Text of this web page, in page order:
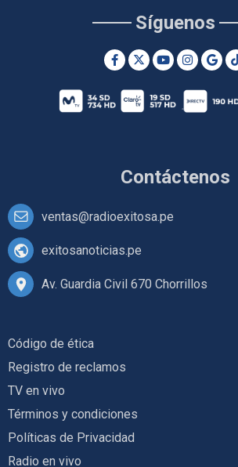
Contáctenos
ventas@radioexitosa.pe
exitosanoticias.pe
Av. Guardia Civil 670 Chorrillos
Síguenos
Código de ética
Registro de reclamos
TV en vivo
Términos y condiciones
Políticas de Privacidad
Radio en vivo